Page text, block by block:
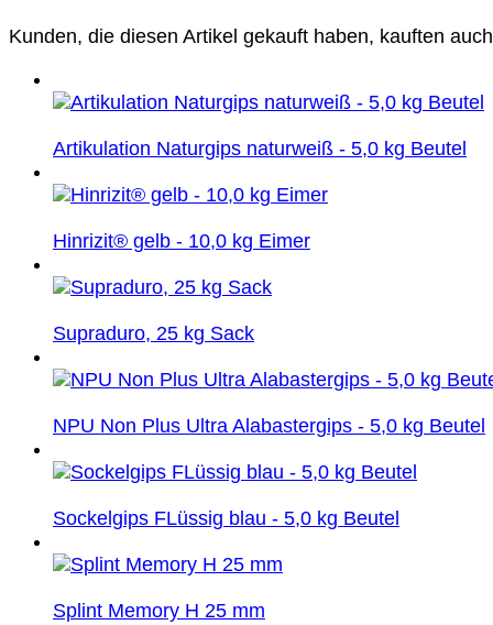
Kunden, die diesen Artikel gekauft haben, kauften
Artikulation Naturgips naturweiß - 5,0 kg Beutel
Hinrizit® gelb - 10,0 kg Eimer
Supraduro, 25 kg Sack
NPU Non Plus Ultra Alabastergips - 5,0 kg Beutel
Sockelgips FLüssig blau - 5,0 kg Beutel
Splint Memory H 25 mm